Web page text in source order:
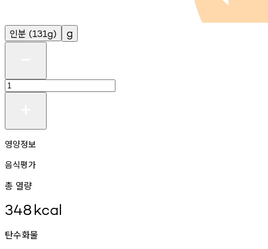
인분 (131g) g
영양정보
음식평가
총 열량
348kcal
탄수화물